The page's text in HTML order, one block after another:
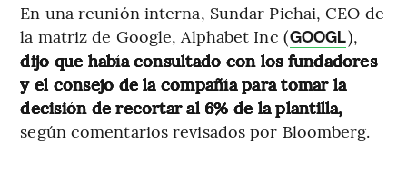
En una reunión interna, Sundar Pichai, CEO de
la matriz de Google, Alphabet Inc (GOOGL),
dijo que había consultado con los fundadores
y el consejo de la compañía para tomar la
decisión de recortar al 6% de la plantilla,
según comentarios revisados por Bloomberg.